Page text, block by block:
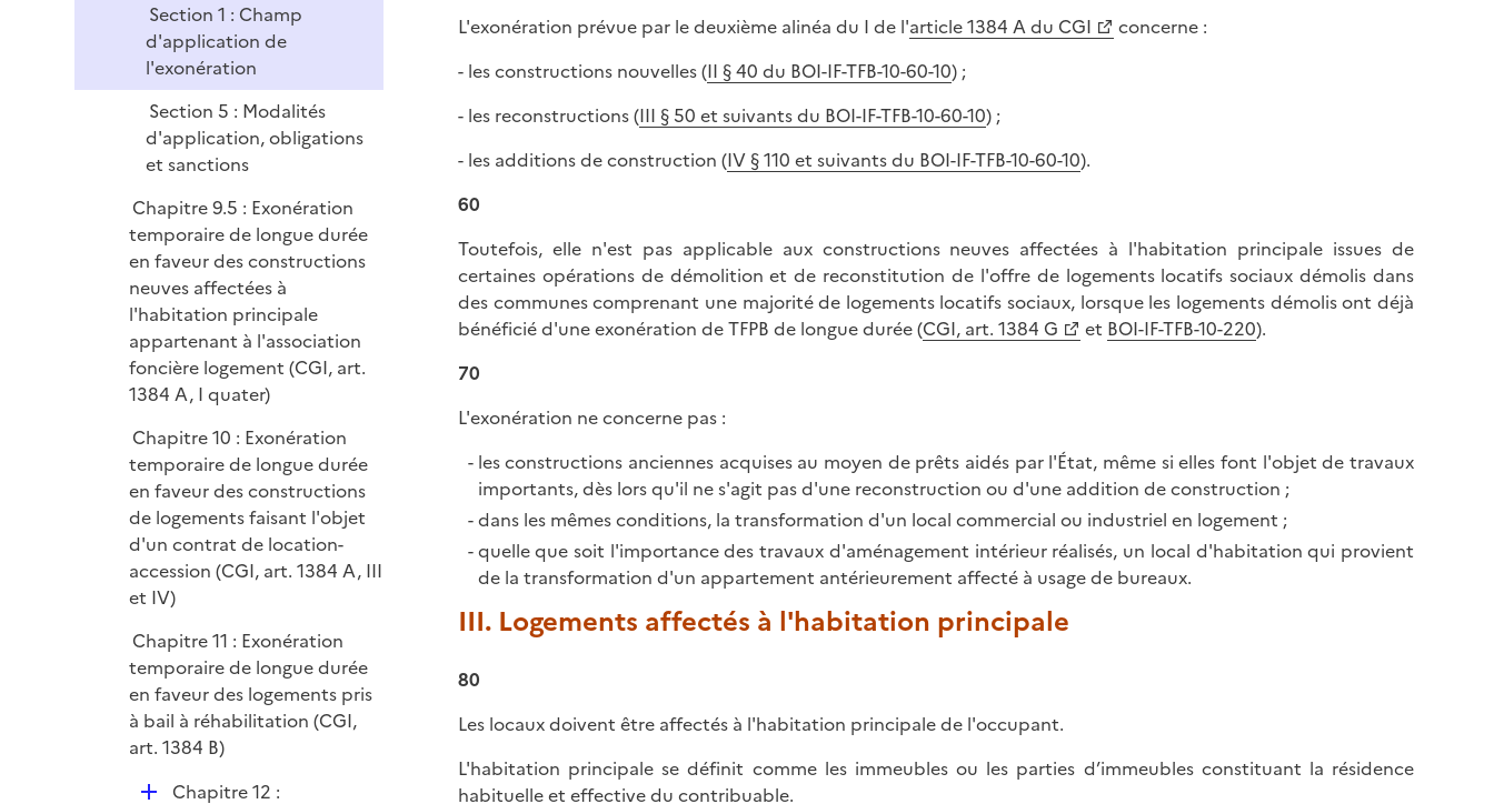
Section 1 : Champ
d'application de
l'exonération
Section 5 : Modalités
d'application, obligations
et sanctions
Chapitre 9.5 : Exonération
temporaire de longue durée
en faveur des constructions
neuves affectées à
l'habitation principale
appartenant à l'association
foncière logement (CGI, art.
1384 A, I quater)
Chapitre 10 : Exonération
temporaire de longue durée
en faveur des constructions
de logements faisant l'objet
d'un contrat de location-
accession (CGI, art. 1384 A, III
et IV)
Chapitre 11 : Exonération
temporaire de longue durée
en faveur des logements pris
à bail à réhabilitation (CGI,
art. 1384 B)
DChapitre 12 :
L'exonération prévue par le deuxième alinéa du I de l'article 1384 A du CGI
concerne :
- les constructions nouvelles (II § 40 du BOI-IF-TFB-10-60-10) ;
- les reconstructions (III § 50 et suivants du BOI-IF-TFB-10-60-10) ;
- les additions de construction (IV § 110 et suivants du BOI-IF-TFB-10-60-10).
60
Toutefois, elle n'est pas applicable aux constructions neuves affectées à l'habitation principale issues de
certaines opérations de démolition et de reconstitution de l'offre de logements locatifs sociaux démolis dans
des communes comprenant une majorité de logements locatifs sociaux, lorsque les logements démolis ont déjà
bénéficié d'une exonération de TFPB de longue durée (CGI, art. 1384 G et BOI-IF-TFB-10-220).
70
L'exonération ne concerne pas :
les constructions anciennes acquises au moyen de prêts aidés par l'État, même si elles font l'objet de travaux
importants, dès lors qu'il ne s'agit pas d'une reconstruction ou d'une addition de construction ;
dans les mêmes conditions, la transformation d'un local commercial ou industriel en logement ;
quelle que soit l'importance des travaux d'aménagement intérieur réalisés, un local d'habitation qui provient
de la transformation d'un appartement antérieurement affecté à usage de bureaux.
III. Logements affectés à l'habitation principale
80
Les locaux doivent être affectés à l'habitation principale de l'occupant.
L'habitation principale se définit comme les immeubles ou les parties d’immeubles constituant la résidence
habituelle et effective du contribuable.